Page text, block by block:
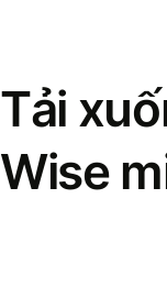
Tải
Wise